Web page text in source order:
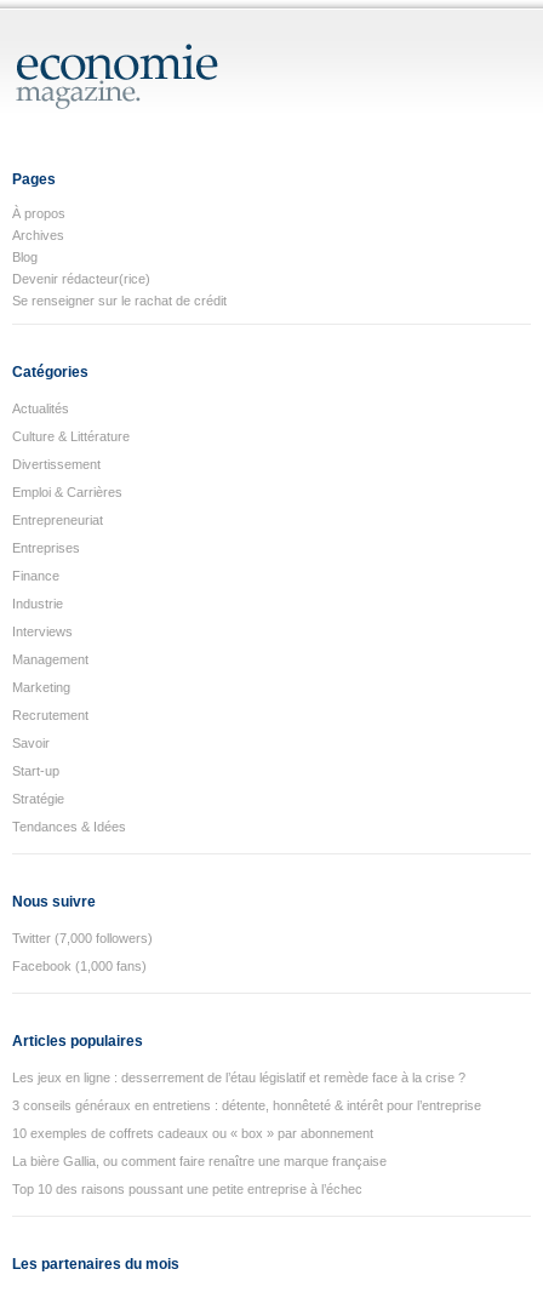
Pages
À propos
Archives
Blog
Devenir rédacteur(rice)
Se renseigner sur le rachat de crédit
Catégories
Actualités
Culture & Littérature
Divertissement
Emploi & Carrières
Entrepreneuriat
Entreprises
Finance
Industrie
Interviews
Management
Marketing
Recrutement
Savoir
Start-up
Stratégie
Tendances & Idées
Nous suivre
Twitter (7,000 followers)
Facebook (1,000 fans)
Articles populaires
Les jeux en ligne : desserrement de l’étau législatif et remède face à la crise ?
3 conseils généraux en entretiens : détente, honnêteté & intérêt pour l’entreprise
10 exemples de coffrets cadeaux ou « box » par abonnement
La bière Gallia, ou comment faire renaître une marque française
Top 10 des raisons poussant une petite entreprise à l’échec
Les partenaires du mois